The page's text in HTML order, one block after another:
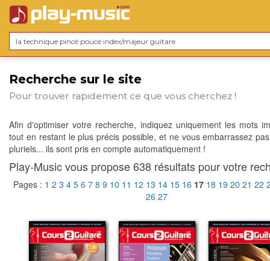
Recherche sur le site
Pour trouver rapidement ce que vous cherchez !
Afin d'optimiser votre recherche, indiquez uniquement les mots
tout en restant le plus précis possible, et ne vous embarrassez
pluriels... ils sont pris en compte automatiquement !
Play-Music vous propose 638 résultats pour votre
Pages : 1 2 3 4 5 6 7 8 9 10 11 12 13 14 15 16 17 18 19 20 21 22
26 27